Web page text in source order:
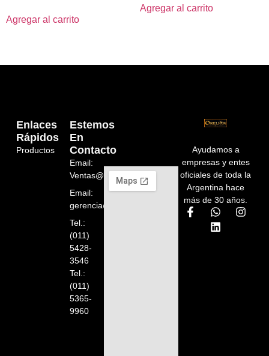
Agregar al carrito
Agregar al carrito
Ayudamos a
empresas y entes
oficiales de toda la
Argentina hace
más de 30 años.
Enlaces
Rápidos
Productos
Estemos
En
Contacto
Email:
Ventas@orelion.com.ar
Email:
gerencia@orelion.com.ar
Tel.:
(011)
5428-
3546
Tel.:
(011)
5365-
9960